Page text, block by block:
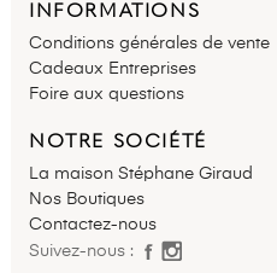
INFORMATIONS
Conditions générales de vente
Cadeaux Entreprises
Foire aux questions
NOTRE SOCIÉTÉ
La maison Stéphane Giraud
Nos Boutiques
Contactez-nous
Suivez-nous :